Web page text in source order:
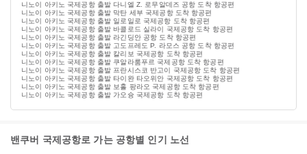
니노이 아키노 국제공항 출발 다니엘 Z. 로무알데즈 공항 도착 항공편
니노이 아키노 국제공항 출발 막탄 세부 국제공항 도착 항공편
니노이 아키노 국제공항 출발 일로일로 국제공항 도착 항공편
니노이 아키노 국제공항 출발 바콜로드 실라이 국제공항 도착 항공편
니노이 아키노 국제공항 출발 라긴딩안 공항 도착 항공편
니노이 아키노 국제공항 출발 고도프레도 P. 라모스 공항 도착 항공편
니노이 아키노 국제공항 출발 칼리보 국제공항 도착 항공편
니노이 아키노 국제공항 출발 쿠알라룸푸르 국제공항 도착 항공편
니노이 아키노 국제공항 출발 프란시스코 반고이 국제공항 도착 항공편
니노이 아키노 국제공항 출발 타이완 타오위안 국제공항 도착 항공편
니노이 아키노 국제공항 출발 보홀 팡라오 국제공항 도착 항공편
니노이 아키노 국제공항 출발 가오슝 국제공항 도착 항공편
밴쿠버 국제공항로 가는 공항별 인기 노선